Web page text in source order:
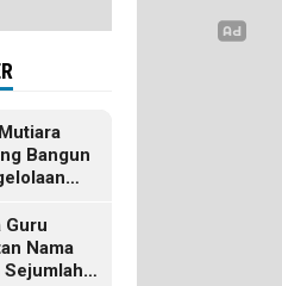
Bangun
Guru
Nama
Sejumlah